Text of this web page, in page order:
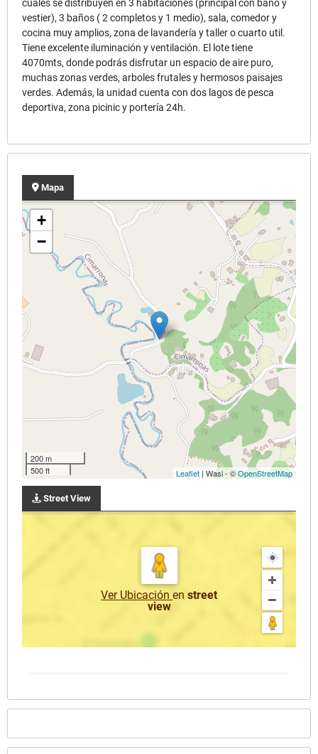
cuales se distribuyen en 3 habitaciones (principal con baño y
vestier), 3 baños ( 2 completos y 1 medio), sala, comedor y
cocina muy amplios, zona de lavandería y taller o cuarto util.
Tiene excelente iluminación y ventilación. El lote tiene
4070mts, donde podrás disfrutar un espacio de aire puro,
muchas zonas verdes, arboles frutales y hermosos paisajes
verdes. Además, la unidad cuenta con dos lagos de pesca
deportiva, zona picinic y portería 24h.
Mapa
+
−
200 m
500 ft
Leaflet | Wasi - ©OpenStreetMap
Street View
Ver Ubicación en street
view